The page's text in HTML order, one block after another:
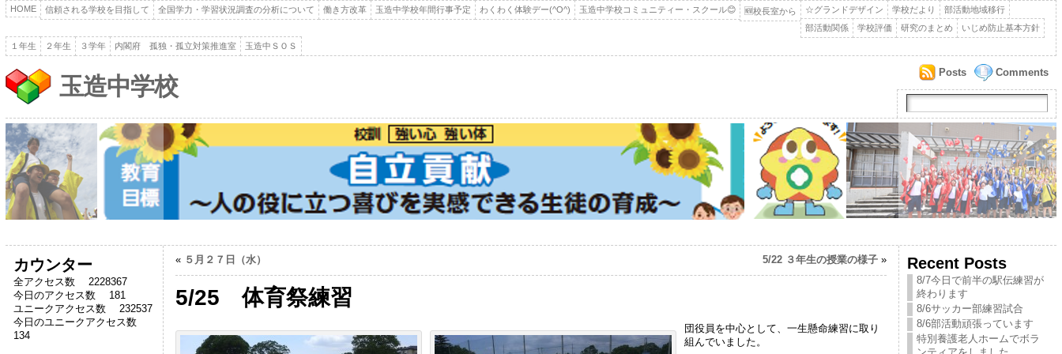
HOME 信頼される学校を目指して 全国学力・学習状況調査の分析について 働き方改革 玉造中学校年間行事予定 わくわく体験デー(^O^) 玉造中学校コミュニティー・スクール😊 🆕校長室から ☆グランドデザイン 学校だより
部活動地域移行
部活動関係
学校評価 研究のまとめ
いじめ防止基本方針
１年生
２年生 ３学年 内閣府 孤独・孤立対策推進室 玉造中ＳＯＳ
玉造中学校
Comments
Posts
カウンター
全アクセス数 2228367
今日のアクセス数 181
ユニークアクセス数 232537
今日のユニークアクセス数
134
« ５月２７日（水） 5/22 ３年生の授業の様子»
5/25 体育祭練習
団役員を中心として、一生懸命練習に取り
組んでいました。
Recent Posts
8/7今日で前半の駅伝練習が
終わります
8/6サッカー部練習試合
8/6部活動頑張っています
特別養護老人ホームでボラ